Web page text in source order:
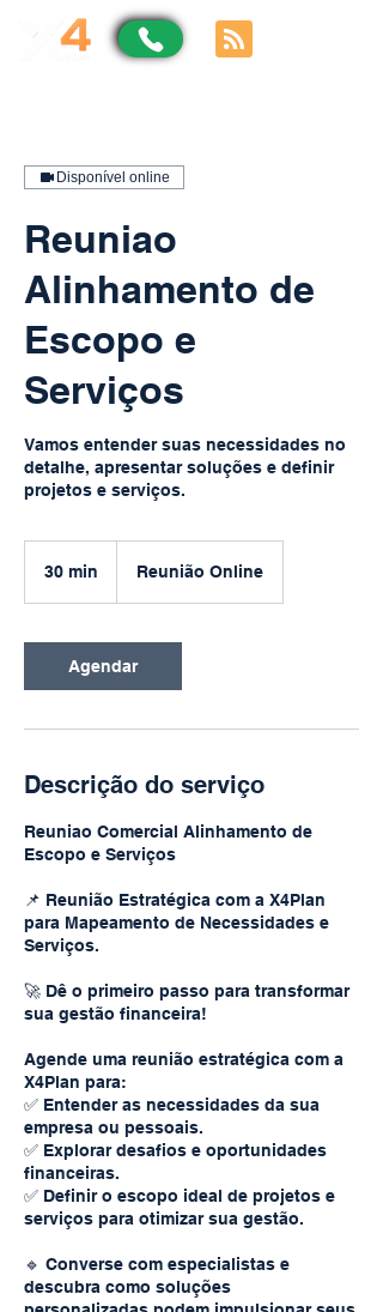
Disponível online
Reuniao
Alinhamento de
Escopo e
Serviços
Vamos entender suas necessidades no
detalhe, apresentar soluções e definir
projetos e serviços.
30 min
i
n
Reunião Online
Agendar
Descrição do serviço
Reuniao Comercial Alinhamento de
Escopo e Serviços
📌 Reunião Estratégica com a X4Plan
para Mapeamento de Necessidades e
Serviços.
🚀 Dê o primeiro passo para transformar
sua gestão financeira!
Agende uma reunião estratégica com a
X4Plan para:
✅ Entender as necessidades da sua
empresa ou pessoais.
✅ Explorar desafios e oportunidades
financeiras.
✅ Definir o escopo ideal de projetos e
serviços para otimizar sua gestão.
🔹 Converse com especialistas e
descubra como soluções